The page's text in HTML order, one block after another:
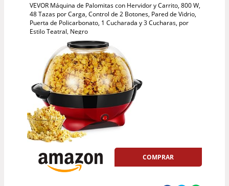
VEVOR Máquina de Palomitas con Hervidor y Carrito, 800 W,
48 Tazas por Carga, Control de 2 Botones, Pared de Vidrio,
Puerta de Policarbonato, 1 Cucharada y 3 Cucharas, por
Estilo Teatral, Negro
COMPRAR